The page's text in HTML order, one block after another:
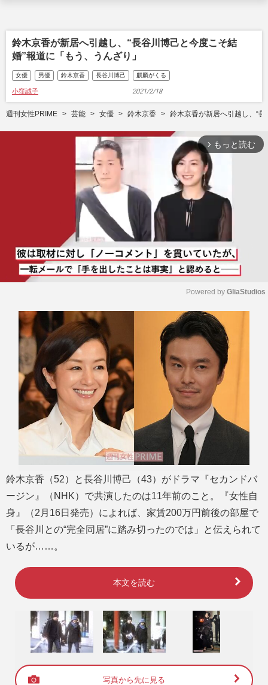
鈴木京香が新居へ引越し、“長谷川博己と今度こそ結
婚”報道に「もう、うんざり」
女優 男優 鈴木京香 長谷川博己 麒麟がくる
小窪誠子 2021/2/18
週刊女性PRIME 芸能 女優 鈴木京香 鈴木京香が新居へ引越し、“
arrow_forward_ios もっと読む
u
Powered by GliaStudios
鈴木京香（52）と長谷川博己（43）がドラマ『セカンドバ
ージン』（NHK）で共演したのは11年前のこと。『女性自
身』（2月16日発売）によれば、家賃200万円前後の部屋で
「長谷川との“完全同居”に踏み切ったのでは」と伝えられて
いるが……。
本文を読む
写真から先に見る